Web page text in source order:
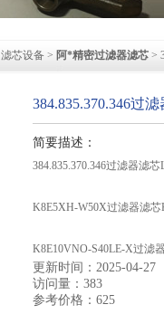
滤芯设备 > 阿*精密过滤器滤芯 >
384.835.370.346过
简要描述：
384.835.370.346过滤器滤
K8E5XH-W50X过滤器滤
K8E10VNO-S40LE-X过滤
D6436169滤芯VOKES油滤
更新时间：2025-04-27
访问量：383
参考价格：625